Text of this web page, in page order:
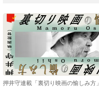
押井守連載「裏切り映画の愉しみ方」